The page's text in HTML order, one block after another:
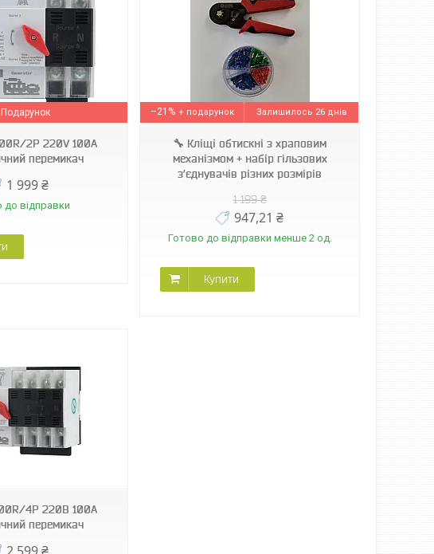
Подарунок
2P 220V 100A
перемикач
1 999 ₴
до відправки
6A
–21%
Залишилось 26 днів
🔧 Кліщі обтискні з храповим
механізмом + набір гільзових
з’єднувачів різних розмірів
1 199 ₴
947,21 ₴
Готово до відправки менше 2 од.
Купити
4P 220В 100А
перемикач